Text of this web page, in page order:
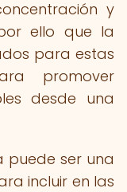
y
ello que la
para estas
promover
desde una
puede ser una
incluir en las